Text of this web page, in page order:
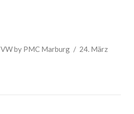
VWby PMC Marburg
24. März